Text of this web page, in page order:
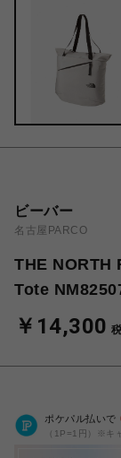
ビーバー
名古屋PARCO
THE NORTH
Tote
￥14,300
ポケパル払いで
（1P=1円）※キ